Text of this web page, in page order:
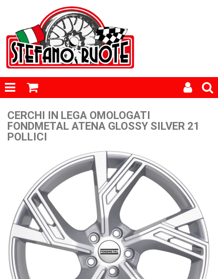
CERCHI IN LEGA OMOLOGATI
FONDMETAL ATENA GLOSSY SILVER 21
POLLICI